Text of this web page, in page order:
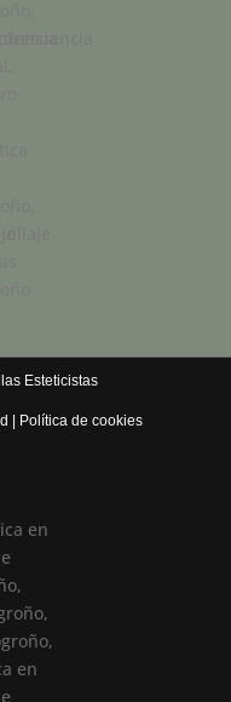
Esteticistas
Política de cookies